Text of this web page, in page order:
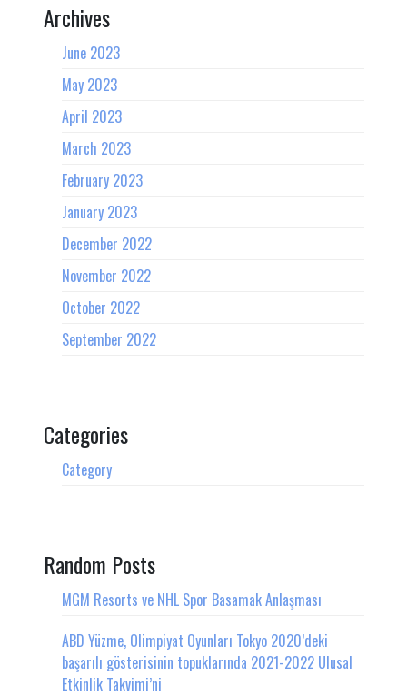
Archives
June 2023
May 2023
April 2023
March 2023
February 2023
January 2023
December 2022
November 2022
October 2022
September 2022
Categories
Category
Random Posts
MGM Resorts ve NHL Spor Basamak Anlaşması
ABD Yüzme, Olimpiyat Oyunları Tokyo 2020’deki
başarılı gösterisinin topuklarında 2021-2022 Ulusal
Etkinlik Takvimi’ni